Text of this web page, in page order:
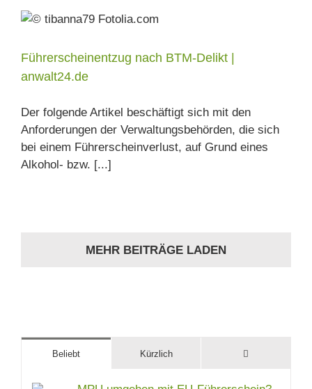
Führerscheinentzug nach BTM-Delikt |
anwalt24.de
Der folgende Artikel beschäftigt sich mit den
Anforderungen der Verwaltungsbehörden, die sich
bei einem Führerscheinverlust, auf Grund eines
Alkohol- bzw. [...]
MEHR BEITRÄGE LADEN
Beliebt Kürzlich